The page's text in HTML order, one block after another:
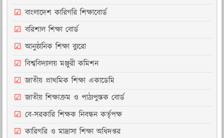
বাংলাদেশ কারিগরি শিক্ষাবোর্ড
বরিশাল শিক্ষা বোর্ড
আনুষ্ঠানিক শিক্ষা ব্যুরো
বিশ্ববিদ্যালয় মঞ্জুরী কমিশন
জাতীয় প্রাথমিক শিক্ষা একাডেমি
জাতীয় শিক্ষাক্রম ও পাঠ্যপুস্তক বোর্ড
বে-সরকারি শিক্ষক নিবন্ধন কর্তৃপক্ষ
কারিগরি ও মাদ্রাসা শিক্ষা অধিদপ্তর